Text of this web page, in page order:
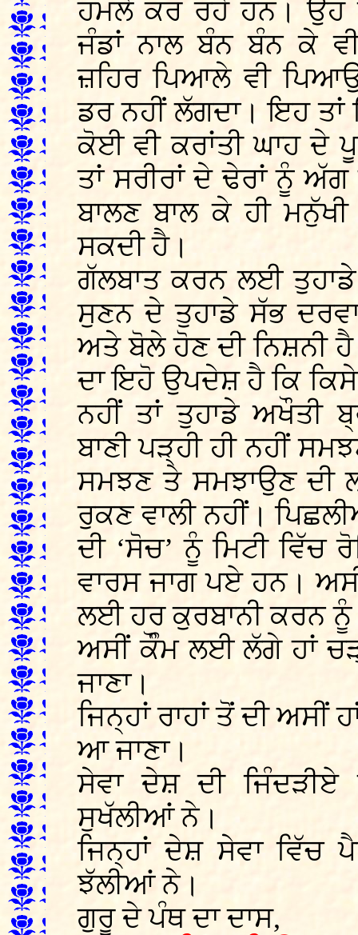
ਹਮਲੇ ਕਰ ਰਹੇ ਹਨ। ਉਹ
ਜੰਡਾਂ ਨਾਲ ਬੰਨ ਬੰਨ ਕੇ
ਜ਼ਹਿਰ ਪਿਆਲੇ ਵੀ
ਡਰ ਨਹੀਂ ਲੱਗਦਾ। ਇਹ
ਕੋਈ ਵੀ ਕਰਾਂਤੀ ਘਾਹ
ਤਾਂ ਸਰੀਰਾਂ ਦੇ ਢੇਰਾਂ ਨੂੰ
ਬਾਲਣ ਬਾਲ ਕੇ ਹੀ
ਸਕਦੀ ਹੈ।
ਗੱਲਬਾਤ ਕਰਨ ਲਈ
ਸੁਣਨ ਦੇ ਤੁਹਾਡੇ ਸੱਭ
ਅਤੇ ਬੋਲੇ ਹੋਣ ਦੀ ਨਿਸ਼ਨੀ
ਦਾ ਇਹੋ ਉਪਦੇਸ਼ ਹੈ ਕਿ ਕਿਸੇ
ਨਹੀਂ ਤਾਂ ਤੁਹਾਡੇ ਅਖੌਤੀ
ਬਾਣੀ ਪੜ੍ਹੀ ਹੀ ਨਹੀਂ
ਸਮਝਣ ਤੇ ਸਮਝਾਉਣ ਦੀ
ਰੁਕਣ ਵਾਲੀ ਨਹੀਂ।
ਦੀ ‘ਸੋਚ’ ਨੂੰ ਮਿਟੀ ਵਿੱਚ
ਵਾਰਸ ਜਾਗ ਪਏ ਹਨ।
ਲਈ ਹਰ ਕੁਰਬਾਨੀ ਕਰਨ
ਅਸੀਂ ਕੌੰਮ ਲਈ ਲੱਗੇ ਹਾਂ
ਜਾਣਾ।
ਜਿਨ੍ਹਾਂ ਰਾਹਾਂ ਤੋਂ ਦੀ
ਆ ਜਾਣਾ।
ਸੇਵਾ ਦੇਸ਼ ਦੀ
ਸੁਖੱਲੀਆਂ ਨੇ।
ਜਿਨ੍ਹਾਂ ਦੇਸ਼ ਸੇਵਾ ਵਿੱਚ
ਝੱਲੀਆਂ ਨੇ।
ਗੁਰੂ ਦੇ ਪੰਥ ਦਾ ਦਾਸ,